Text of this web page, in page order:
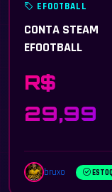
EFOOTBALL
CONTA STEAM
EFOOTBALL
R$
29,99
bruxo